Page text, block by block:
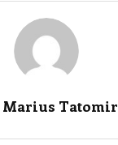
Marius Tatomir